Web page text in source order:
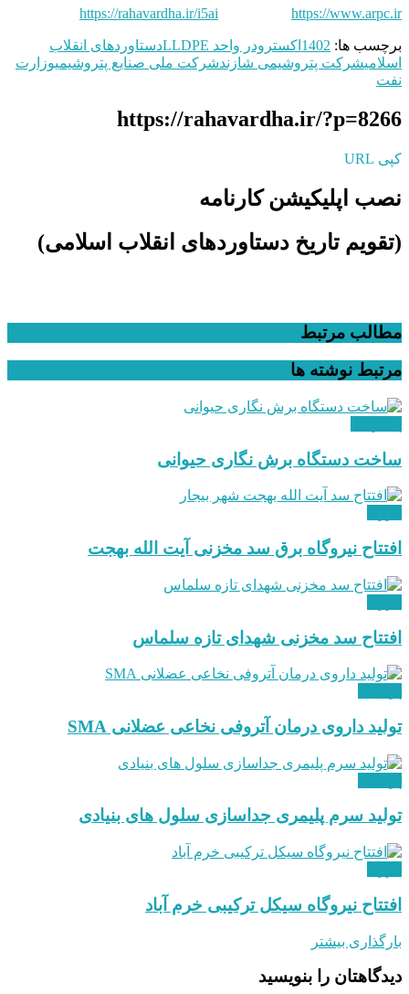
https://rahavardha.ir/i5ai
https://www.arpc.ir
برچسب ها: 1402 اکسترودر واحد LLDPE
دستاوردهای انقلاب
اسلامیشرکت پتروشیمی شازندشرکت ملی صنایع پتروشیمیوزارت
نفت
https://rahavardha.ir/?p=8266
کپی URL
نصب اپلیکیشن کارنامه
(تقویم تاریخ دستاوردهای انقلاب اسلامی​)
مطالب مرتبط
مرتبط نوشته ها
ساخت دستگاه برش نگاری حیوانی
افتتاح نیروگاه برق سد مخزنی آیت الله بهجت
افتتاح سد مخزنی شهدای تازه سلماس
تولید داروی درمان آتروفی نخاعی عضلانی SMA
تولید سرم پلیمری جداسازی سلول های بنیادی
افتتاح نیروگاه سیکل ترکیبی خرم آباد
بارگذاری بیشتر
دیدگاهتان را بنویسید